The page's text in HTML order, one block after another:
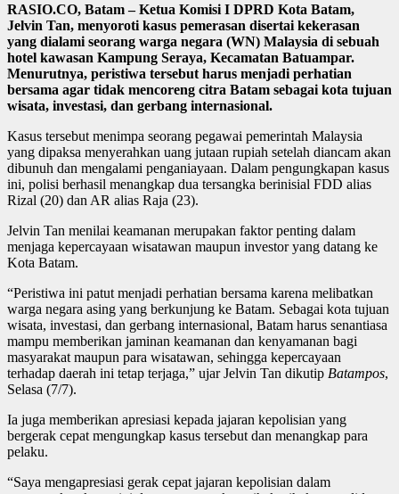
RASIO.CO, Batam – Ketua Komisi I DPRD Kota Batam,
Jelvin Tan, menyoroti kasus pemerasan disertai kekerasan
yang dialami seorang warga negara (WN) Malaysia di sebuah
hotel kawasan Kampung Seraya, Kecamatan Batuampar.
Menurutnya, peristiwa tersebut harus menjadi perhatian
bersama agar tidak mencoreng citra Batam sebagai kota tujuan
wisata, investasi, dan gerbang internasional.
Kasus tersebut menimpa seorang pegawai pemerintah Malaysia
yang dipaksa menyerahkan uang jutaan rupiah setelah diancam akan
dibunuh dan mengalami penganiayaan. Dalam pengungkapan kasus
ini, polisi berhasil menangkap dua tersangka berinisial FDD alias
Rizal (20) dan AR alias Raja (23).
Jelvin Tan menilai keamanan merupakan faktor penting dalam
menjaga kepercayaan wisatawan maupun investor yang datang ke
Kota Batam.
“Peristiwa ini patut menjadi perhatian bersama karena melibatkan
warga negara asing yang berkunjung ke Batam. Sebagai kota tujuan
wisata, investasi, dan gerbang internasional, Batam harus senantiasa
mampu memberikan jaminan keamanan dan kenyamanan bagi
masyarakat maupun para wisatawan, sehingga kepercayaan
terhadap daerah ini tetap terjaga,” ujar Jelvin Tan dikutip Batampos,
Selasa (7/7).
Ia juga memberikan apresiasi kepada jajaran kepolisian yang
bergerak cepat mengungkap kasus tersebut dan menangkap para
pelaku.
“Saya mengapresiasi gerak cepat jajaran kepolisian dalam